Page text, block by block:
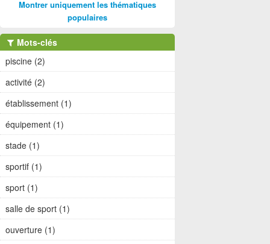
Montrer uniquement les thématiques
populaires
Mots-clés
piscine (2)
activité (2)
établissement (1)
équipement (1)
stade (1)
sportif (1)
sport (1)
salle de sport (1)
ouverture (1)